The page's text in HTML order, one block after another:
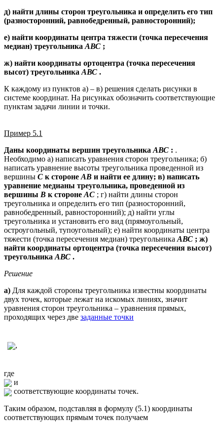
д) найти длины сторон треугольника и определить его тип
(разносторонний, равнобедренный, равносторонний);
е) найти координаты центра тяжести (точка пересечения
медиан) треугольника АВС ;
ж) найти координаты ортоцентра (точка пересечения
высот) треугольника АВС .
К каждому из пунктов а) – в) решения сделать рисунки в
системе координат. На рисунках обозначить соответствующие
пунктам задачи линии и точки.
Пример 5.1
Даны координаты вершин треугольника АВС : .
Необходимо а) написать уравнения сторон треугольника; б)
написать уравнение высоты треугольника проведенной из
вершины С к стороне АВ и найти ее длину; в) написать
уравнение медианы треугольника, проведенной из
вершины В к стороне АС ; г) найти длины сторон
треугольника и определить его тип (разносторонний,
равнобедренный, равносторонний); д) найти углы
треугольника и установить его вид (прямоугольный,
остроугольный, тупоугольный); е) найти координаты центра
тяжести (точка пересечения медиан) треугольника АВС ; ж)
найти координаты ортоцентра (точка пересечения высот)
треугольника АВС .
Решение
а) Для каждой стороны треугольника известны координаты
двух точек, которые лежат на искомых линиях, значит
уравнения сторон треугольника – уравнения прямых,
проходящих через две заданные точки
,
где
и
соответствующие координаты точек.
Таким образом, подставляя в формулу (5.1) координаты
соответствующих прямым точек получаем